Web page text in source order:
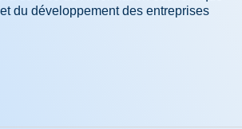
et du développement des entreprises